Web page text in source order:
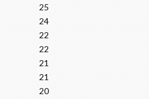
25
24
22
22
21
21
20